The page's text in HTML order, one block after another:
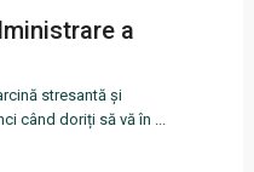
a
stresantă și
când doriți să vă în ...